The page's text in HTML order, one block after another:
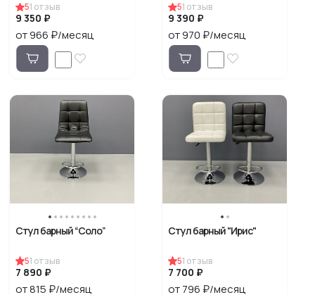
51 отзыв
9 350 ₽
от 966 ₽/месяц
51 отзыв
9 390 ₽
от 970 ₽/месяц
Стул барный “Соло”
51 отзыв
7 890 ₽
от 815 ₽/месяц
Стул барный "Ирис"
51 отзыв
7 700 ₽
от 796 ₽/месяц